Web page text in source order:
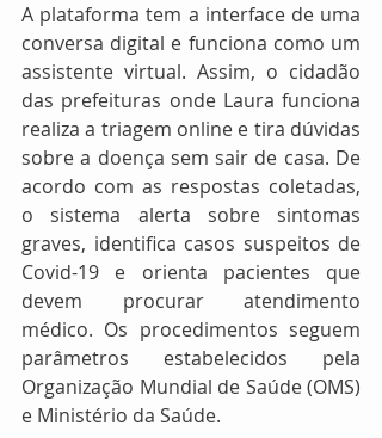
A plataforma tem a interface de uma
conversa digital e funciona como um
assistente virtual. Assim, o cidadão
das prefeituras onde Laura funciona
realiza a triagem online e tira dúvidas
sobre a doença sem sair de casa. De
acordo com as respostas coletadas,
o sistema alerta sobre sintomas
graves, identifica casos suspeitos de
Covid-19 e orienta pacientes que
devem procurar atendimento
médico. Os procedimentos seguem
parâmetros estabelecidos pela
Organização Mundial de Saúde (OMS)
e Ministério da Saúde.